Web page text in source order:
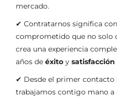
mercado.
✔ Contratarnos significa
comprometido que no solo
crea una experiencia
años de éxito y satisfacción
✔ Desde el primer contacto
trabajamos contigo mano a